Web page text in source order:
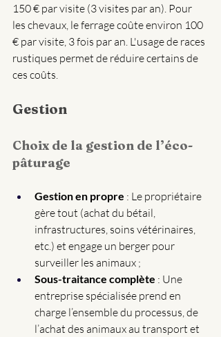
150 € par visite (3 visites par an). Pour
les chevaux, le ferrage coûte environ 100
€ par visite, 3 fois par an. L'usage de races
rustiques permet de réduire certains de
ces coûts.
Gestion
Choix de la gestion de l’éco-
pâturage
Gestion en propre : Le propriétaire
gère tout (achat du bétail,
infrastructures, soins vétérinaires,
etc.) et engage un berger pour
surveiller les animaux ;
Sous-traitance complète : Une
entreprise spécialisée prend en
charge l’ensemble du processus, de
l’achat des animaux au transport et